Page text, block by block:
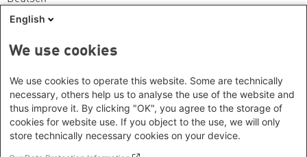
Anbieter*/Kanal
Wir können nicht garantieren, dass das Medium
noch verfügbar ist. Wenden Sie sich ggf. bitte an die
Anbieterin/den Anbieter.
Footer menu
English
We use cookies
We use cookies to operate this website. Some are technically
necessary, others help us to analyse the use of the website and
thus improve it. By clicking "OK", you agree to the storage of
cookies for website use. If you object to the use, we will only
store technically necessary cookies on your device.